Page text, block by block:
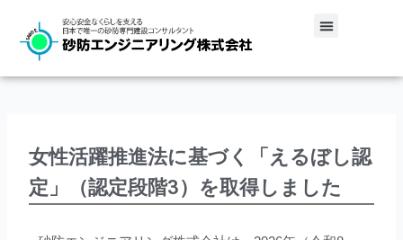
メ
ー
女性活躍推進法に基づく「えるぼし認
定」（認定段階3）を取得しました